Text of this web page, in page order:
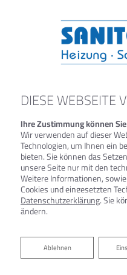
DIESE WEBSEITE
Ihre Zustimmung können
Wir verwenden auf dieser
Technologien, um Ihnen ein
bieten. Sie können das
unsere Seite nur mit den
Weitere Informationen,
Cookies und eingesetzten
Datenschutzerklärung. Sie
ändern.
Ablehnen
Ablehnen